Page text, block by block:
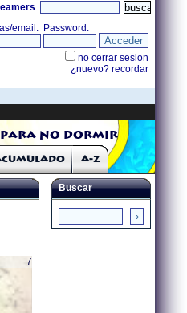
para no dormir
A-Z
7
Buscar